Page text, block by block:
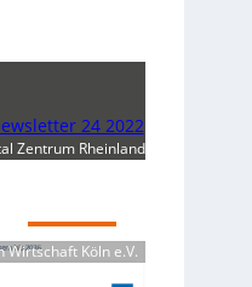
24 2022
Zentrum Rheinland
Köln e.V.